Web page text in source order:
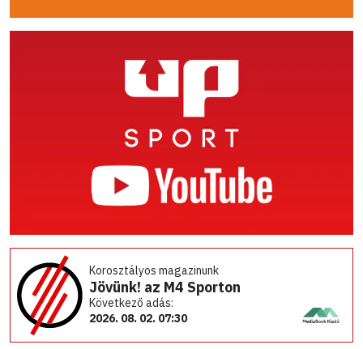
Korosztályos magazinunk
Jövünk! az M4 Sporton
Következő adás:
2026. 08. 02. 07:30